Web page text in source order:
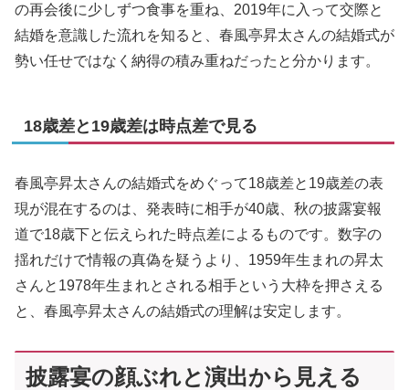
の再会後に少しずつ食事を重ね、2019年に入って交際と
結婚を意識した流れを知ると、春風亭昇太さんの結婚式が
勢い任せではなく納得の積み重ねだったと分かります。
18歳差と19歳差は時点差で見る
春風亭昇太さんの結婚式をめぐって18歳差と19歳差の表
現が混在するのは、発表時に相手が40歳、秋の披露宴報
道で18歳下と伝えられた時点差によるものです。数字の
揺れだけで情報の真偽を疑うより、1959年生まれの昇太
さんと1978年生まれとされる相手という大枠を押さえる
と、春風亭昇太さんの結婚式の理解は安定します。
披露宴の顔ぶれと演出から見える